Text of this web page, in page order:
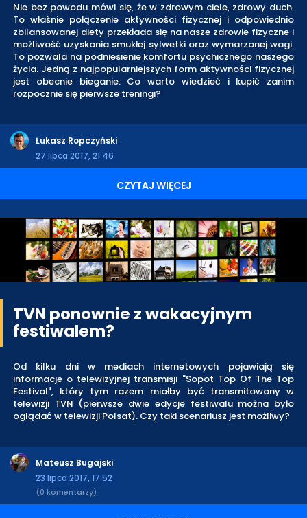
Nie bez powodu mówi się, że w zdrowym ciele, zdrowy duch.
To właśnie połączenie aktywności fizycznej i odpowiednio
zbilansowanej diety przekłada się na nasze zdrowie fizyczne i
możliwość uzyskania smukłej sylwetki oraz wymarzonej wagi.
To pozwala na podniesienie komfortu psychicznego naszego
życia. Jedną z najpopularniejszych form aktywności fizycznej
jest obecnie bieganie. Co warto wiedzieć i kupić zanim
rozpocznie się pierwsze treningi?
Łukasz Ropczyński
27 lipca 2017, 21:46
CZYTAJ WIĘCEJ
TVN ponownie z wakacyjnym
festiwalem?
Od kilku dni w mediach internetowych pojawiają się
informacje o telewizyjnej transmisji "Sopot Top Of The Top
Festival", który tym razem miałby być transmitowany w
telewizji TVN (pierwsze dwie edycje festiwalu można było
oglądać w telewizji Polsat). Czy taki scenariusz jest możliwy?
Mateusz Bugajski
23 lipca 2017, 17:52
(0 komentarzy)